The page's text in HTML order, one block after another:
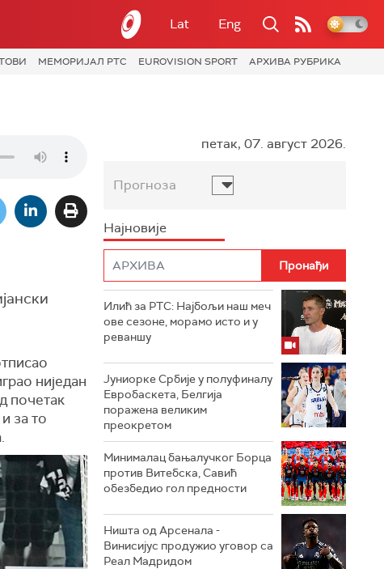
Lat Eng
МЕМОРИЈАЛ РТС EUROVISION SPORT АРХИВА РУБРИКА
ниједан
почетак
за то
петак, 07. август 2026.
Прогноза
Најновије
Илић за РТС: Најбољи наш меч
ове сезоне, морамо исто и у
реваншу
Јуниорке Србије у полуфиналу
Евробаскета, Белгија
поражена великим
преокретом
Минималац бањалучког Борца
против Витебска, Савић
обезбедио гол предности
Ништа од Арсенала -
Винисијус продужио уговор са
Реал Мадридом